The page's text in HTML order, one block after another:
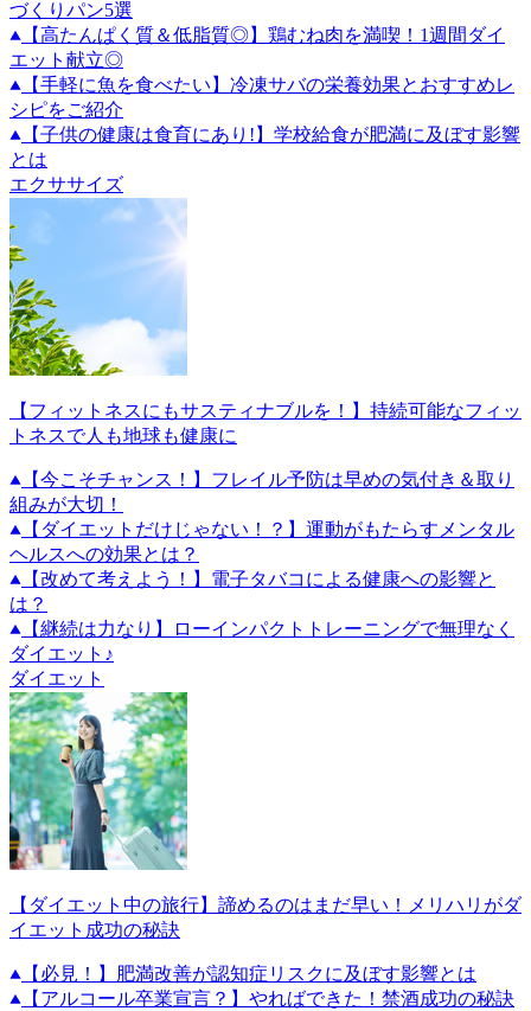
づくりパン5選
【高たんぱく質＆低脂質◎】鶏むね肉を満喫！1週間ダイ
エット献立◎
【手軽に魚を食べたい】冷凍サバの栄養効果とおすすめレ
シピをご紹介
【子供の健康は食育にあり!】学校給食が肥満に及ぼす影響
とは
エクササイズ
【フィットネスにもサスティナブルを！】持続可能なフィッ
トネスで人も地球も健康に
【今こそチャンス！】フレイル予防は早めの気付き＆取り
組みが大切！
【ダイエットだけじゃない！？】運動がもたらすメンタル
ヘルスへの効果とは？
【改めて考えよう！】電子タバコによる健康への影響と
は？
【継続は力なり】ローインパクトトレーニングで無理なく
ダイエット♪
ダイエット
【ダイエット中の旅行】諦めるのはまだ早い！メリハリがダ
イエット成功の秘訣
【必見！】肥満改善が認知症リスクに及ぼす影響とは
【アルコール卒業宣言？】やればできた！禁酒成功の秘訣